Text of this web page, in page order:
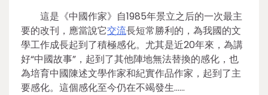
這是《中國作家》自1985年景立之后的一次最主
要的改刊，應當說它交流長短常勝利的，為我國的文
學工作成長起到了積極感化。尤其是近20年來，為講
好“中國故事”，起到了其他陣地無法替換的感化，也
為培育中國陳述文學作家和紀實作品作家，起到了主
要感化。這個感化至今仍在不竭發生……